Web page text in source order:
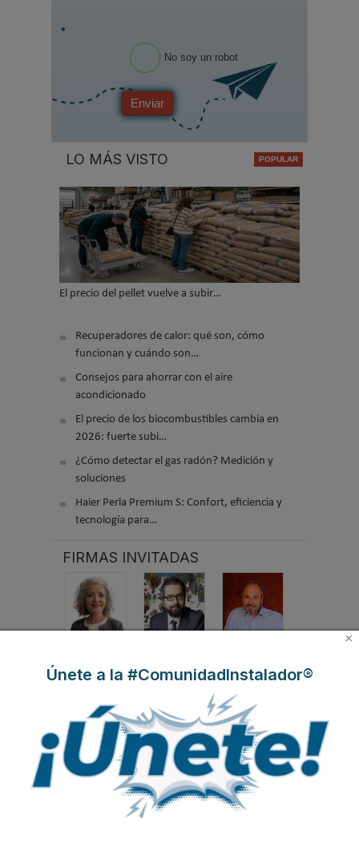
*
No soy un robot
Enviar
LO MÁS VISTO
El precio del pellet vuelve a subir…
Recuperadores de calor: qué son, cómo
funcionan y cuándo son…
Consejos para ahorrar con el aire
acondicionado
El precio de los biocombustibles cambia en
2026: fuerte subi…
¿Cómo detectar el gas radón? Medición y
soluciones
Haier Perla Premium S: Confort, eficiencia y
tecnología para…
FIRMAS INVITADAS
Javier García
Breva
Pablo Espiñeira Iñaki Alonso
×
Únete a la #ComunidadInstalador®